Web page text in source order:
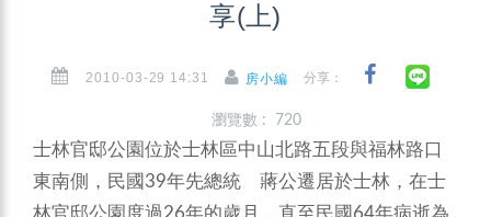
享(上)
2010-03-29 14:31 房小編 分享：
瀏覽數 : 720
士林官邸公園位於士林區中山北路五段與福林路口
東南側，民國39年先總統 蔣公遷居於士林，在士